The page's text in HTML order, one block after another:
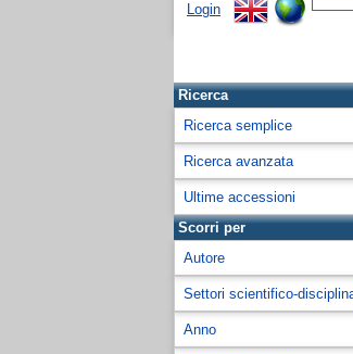
Login
Ricerca
Ricerca semplice
Ricerca avanzata
Ultime accessioni
Scorri per
Autore
Settori scientifico-
Anno